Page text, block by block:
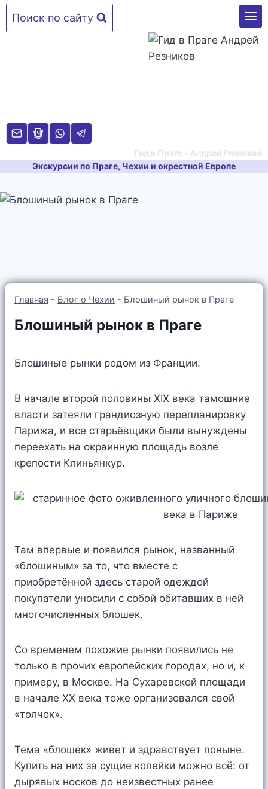
Перейти
Поиск по сайту
Гид в Праге – Андрей Резников
Экскурсии по Праге, Чехии и окрестной Европе
Главная - Блог о Чехии - Блошиный рынок в Праге
Блошиный рынок в Праге
Блошиные рынки родом из Франции.
В начале второй половины XIX века тамошние
власти затеяли грандиозную перепланировку
Парижа, и все старьёвщики были вынуждены
переехать на окраинную площадь возле
крепости Клиньянкур.
Там впервые и появился рынок, названный
«блошиным» за то, что вместе с
приобретённой здесь старой одеждой
покупатели уносили с собой обитавших в ней
многочисленных блошек.
Со временем похожие рынки появились не
только в прочих европейских городах, но и, к
примеру, в Москве. На Сухаревской площади
в начале XX века тоже организовался свой
«толчок».
Тема «блошек» живет и здравствует поныне.
Купить на них за сущие копейки можно всё: от
дырявых носков до неизвестных ранее